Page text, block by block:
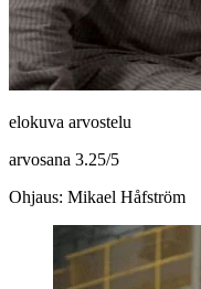
elokuva arvostelu
arvosana 3.25/5
Ohjaus: Mikael Håfström